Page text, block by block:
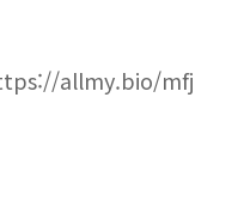
allmy.bio/mfj